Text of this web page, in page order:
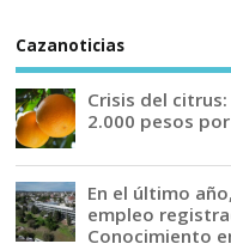
Cazanoticias
Crisis del
2.000 pesos
En el último
empleo
Conocimiento